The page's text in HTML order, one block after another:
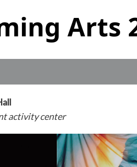
Arts
activity center